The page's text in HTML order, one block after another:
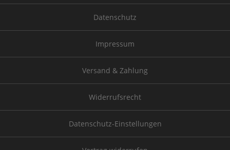
Datenschutz
Impressum
Versand & Zahlung
Widerrufsrecht
Datenschutz-Einstellungen